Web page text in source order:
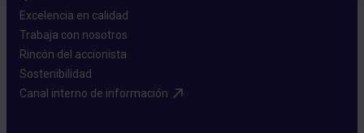
Excelencia en calidad​
Trabaja con nosotros​
Rincón del accionista​
Sostenibilidad​
Canal interno de información​